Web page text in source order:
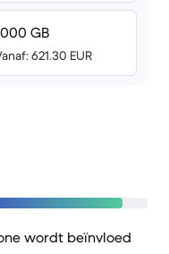
GB
621.30 EUR
wordt beïnvloed